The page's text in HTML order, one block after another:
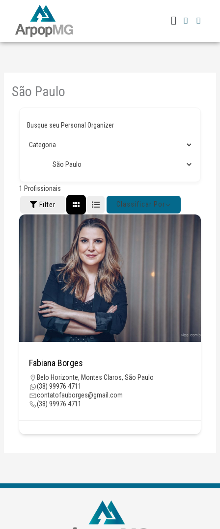
conteúdo
Menu
São Paulo
Busque seu Personal Organizer
1 Profissionais
Filter Classificar Por
Fabiana Borges
Belo Horizonte, Montes Claros, São Paulo
(38) 99976 4711
contatofauborges@gmail.com
(38) 99976 4711